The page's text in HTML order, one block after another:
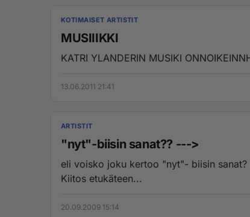
KOTIMAISET ARTISTIT
MUSIIIKKI
KATRI YLANDERIN MUSIKI
13.06.2011 21:41
ARTISTIT
"nyt"-biisin sanat?? --->
eli voisko joku kertoo "nyt"- biisin
Kiitos etukäteen...
20.09.2009 15:14